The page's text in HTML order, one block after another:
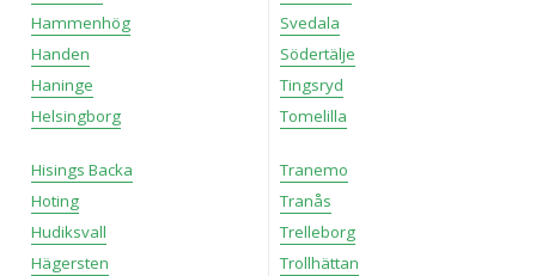
Hammenhög
Handen
Haninge
Helsingborg
Hisings Backa
Hoting
Hudiksvall
Hägersten
Svedala
Södertälje
Tingsryd
Tomelilla
Tranemo
Tranås
Trelleborg
Trollhättan